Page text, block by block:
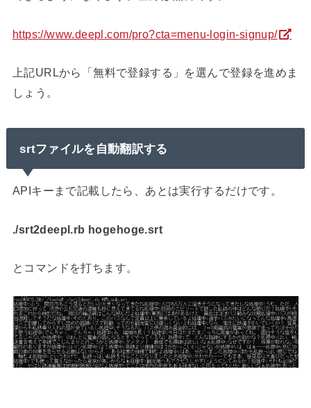
https://www.deepl.com/pro?cta=menu-login-signup/
上記URLから「無料で登録する」を選んで登録を進めま
しょう。
srtファイルを自動翻訳する
APIキーまで記載したら、あとは実行するだけです。
./srt2deepl.rb hogehoge.srt
とコマンドを打ちます。